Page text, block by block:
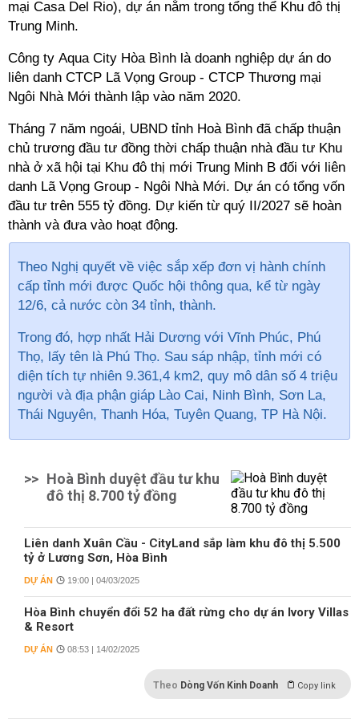
mại Casa Del Rio), dự án nằm trong tổng thể Khu đô thị
Trung Minh.
Công ty Aqua City Hòa Bình là doanh nghiệp dự án do
liên danh CTCP Lã Vọng Group - CTCP Thương mại
Ngôi Nhà Mới thành lập vào năm 2020.
Tháng 7 năm ngoái, UBND tỉnh Hoà Bình đã chấp thuận
chủ trương đầu tư đồng thời chấp thuận nhà đầu tư Khu
nhà ở xã hội tại Khu đô thị mới Trung Minh B đối với liên
danh Lã Vọng Group - Ngôi Nhà Mới. Dự án có tổng vốn
đầu tư trên 555 tỷ đồng. Dự kiến từ quý II/2027 sẽ hoàn
thành và đưa vào hoạt động.
Theo Nghị quyết về việc sắp xếp đơn vị hành chính
cấp tỉnh mới được Quốc hội thông qua, kể từ ngày
12/6, cả nước còn 34 tỉnh, thành.
Trong đó, hợp nhất Hải Dương với Vĩnh Phúc, Phú
Thọ, lấy tên là Phú Thọ. Sau sáp nhập, tỉnh mới có
diện tích tự nhiên 9.361,4 km2, quy mô dân số 4 triệu
người và địa phận giáp Lào Cai, Ninh Bình, Sơn La,
Thái Nguyên, Thanh Hóa, Tuyên Quang, TP Hà Nội.
>> Hoà Bình duyệt đầu tư khu
đô thị 8.700 tỷ đồng
Liên danh Xuân Cầu - CityLand sắp làm khu đô thị 5.500
tỷ ở Lương Sơn, Hòa Bình
DỰ ÁN 19:00 | 04/03/2025
Hòa Bình chuyển đổi 52 ha đất rừng cho dự án Ivory Villas
& Resort
DỰ ÁN 08:53 | 14/02/2025
Theo Dòng Vốn Kinh Doanh Copy link